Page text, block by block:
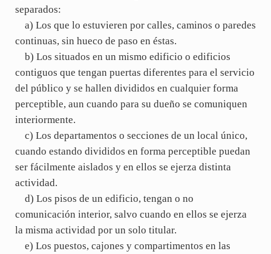
separados:
a) Los que lo estuvieren por calles, caminos o paredes
continuas, sin hueco de paso en éstas.
b) Los situados en un mismo edificio o edificios
contiguos que tengan puertas diferentes para el servicio
del público y se hallen divididos en cualquier forma
perceptible, aun cuando para su dueño se comuniquen
interiormente.
c) Los departamentos o secciones de un local único,
cuando estando divididos en forma perceptible puedan
ser fácilmente aislados y en ellos se ejerza distinta
actividad.
d) Los pisos de un edificio, tengan o no
comunicación interior, salvo cuando en ellos se ejerza
la misma actividad por un solo titular.
e) Los puestos, cajones y compartimentos en las